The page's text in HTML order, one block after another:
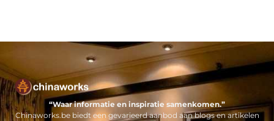
“Waar informatie en inspiratie samenkomen.”
Chinaworks.be biedt een gevarieerd aanbod aan blogs en artikelen